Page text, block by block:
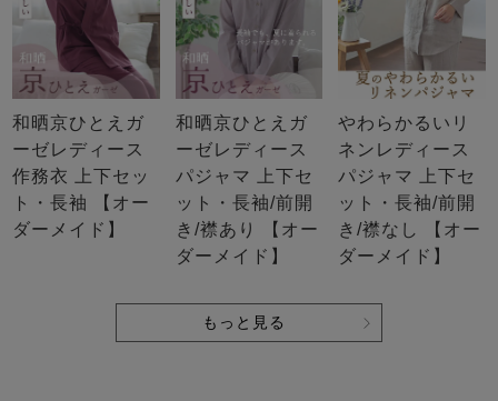
和晒京ひとえガ
ーゼレディース
作務衣 上下セッ
ト・長袖 【オー
ダーメイド】
和晒京ひとえガ
ーゼレディース
パジャマ 上下セ
ット・長袖/前開
き/襟あり 【オー
ダーメイド】
やわらかるいリ
ネンレディース
パジャマ 上下セ
ット・長袖/前開
き/襟なし 【オー
ダーメイド】
もっと見る